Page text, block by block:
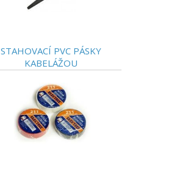
STAHOVACÍ PVC PÁSKY
KABELÁŽOU